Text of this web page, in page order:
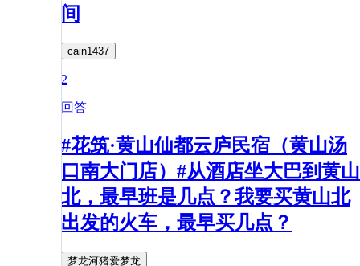
间
cain1437
2
回答
#花筑·黄山仙都云庐民宿（黄山汤
口南大门店）#从酒店坐大巴到黄山
北，最早班是几点？我要买黄山北
出发的火车，最早买几点？
梦龙河猪爱梦龙